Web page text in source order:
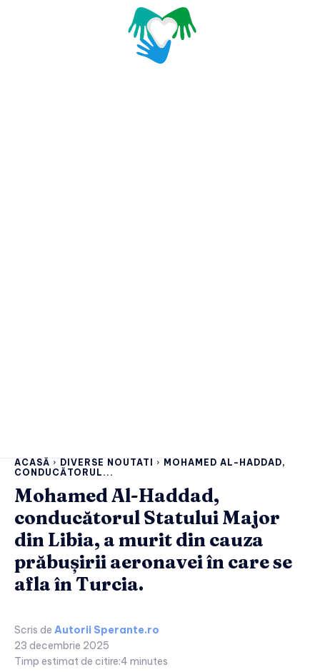
ACASĂ DIVERSE NOUTATI
MOHAMED AL-HADDAD,
CONDUCĂTORUL...
Mohamed Al-Haddad,
conducătorul Statului Major
din Libia, a murit din cauza
prăbușirii aeronavei în care se
afla în Turcia.
Scris de Autorii Sperante.ro
23 decembrie 2025
Timp estimat de citire:4 minutes